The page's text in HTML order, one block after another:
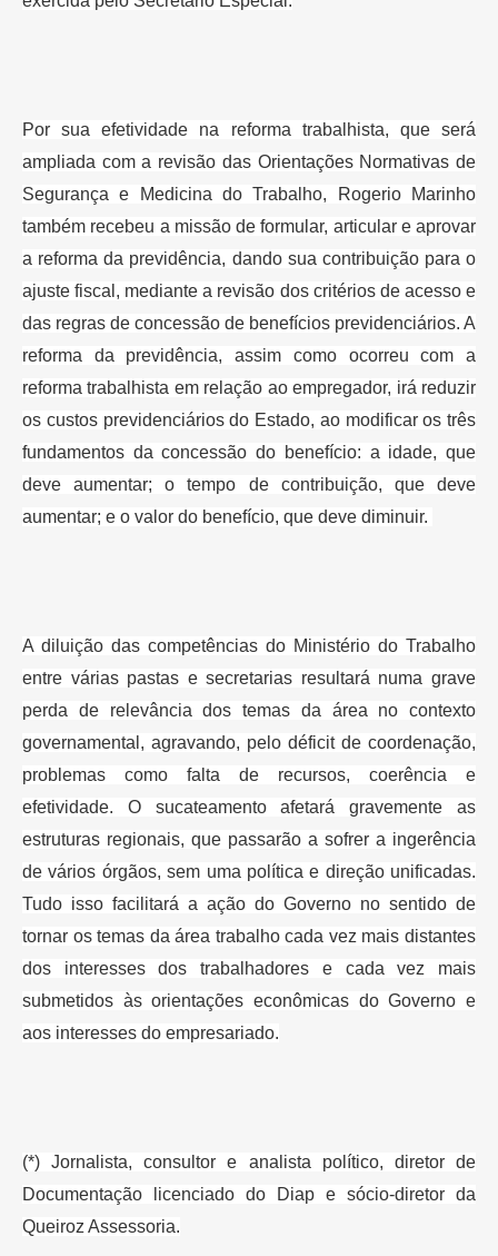
Por sua efetividade na reforma trabalhista, que será
ampliada com a revisão das Orientações Normativas de
Segurança e Medicina do Trabalho, Rogerio
Marinho
também recebeu a missão de formular, articular e aprovar
a reformada previdência, dando sua contribuição para o
ajuste fiscal, mediante a revisão dos critérios de acesso e
das regras de concessão de benefícios previdenciários. A
reforma da previdência, assim como ocorreu com a
reformatrabalhista em relação ao empregador, irá reduzir
os custos previdenciáriosdo Estado, ao modificar os três
fundamentos da concessão do benefício: a idade, que
deve aumentar; o tempo de contribuição, que deve
aumentar; e o valor do benefício, que deve diminuir.
A diluição das competências do Ministério do Trabalho
entre várias pastas esecretarias resultará numa grave
perda de relevância dos temas da área no contexto
governamental, agravando, pelo déficit de coordenação,
problemas como falta de recursos, coerência e
efetividade. O sucateamento afetarágravemente as
estruturas regionais, que passarão a sofrer a ingerência
devários órgãos, sem uma política e direção unificadas.
Tudo isso facilitará a ação do Governo no sentido de
tornar os temas da área trabalho cada vez mais distantes
dos interesses dos trabalhadores e cada vez mais
submetidos àsorientações econômicas do Governo e
aos interesses do empresariado.
(*) Jornalista, consultor e analista político, diretor de
Documentação
licenciado do Diap e sócio-diretor da
Queiroz Assessoria.